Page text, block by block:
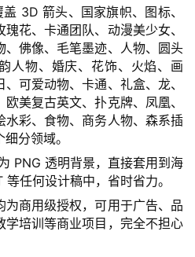
盖 3D 箭头、国家旗帜、图标、
花、卡通团队、动漫美少女、
、佛像、毛笔墨迹、人物、圆头
人物、婚庆、花饰、火焰、画
可爱动物、卡通、礼盒、龙、
美复古英文、扑克牌、凤凰、
水彩、食物、商务人物、森系插
分领域。
PNG 透明背景，直接套用到海
任何设计稿中，省时省力。
为商用级授权，可用于广告、品
学培训等商业项目，完全不担心